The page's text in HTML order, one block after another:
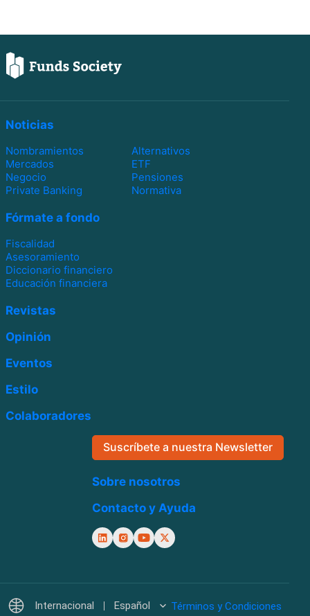
Noticias
Nombramientos
Alternativos
Mercados
ETF
Negocio
Pensiones
Private Banking
Normativa
Fórmate a fondo
Fiscalidad
Asesoramiento
Diccionario financiero
Educación financiera
Revistas
Opinión
Eventos
Estilo
Colaboradores
Suscríbete a nuestra Newsletter
Sobre nosotros
Contacto y Ayuda
Internacional Español Términos y Condiciones